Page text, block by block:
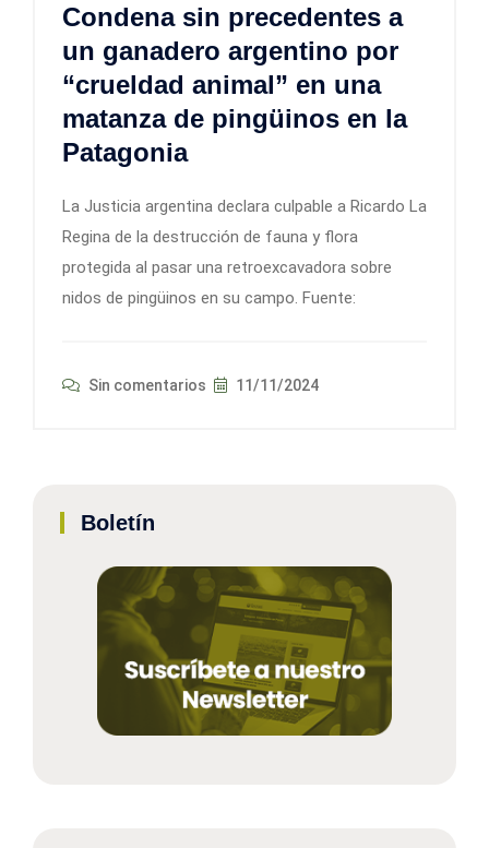
Condena sin precedentes a
un ganadero argentino por
“crueldad animal” en una
matanza de pingüinos en la
Patagonia
La Justicia argentina declara culpable a Ricardo La
Regina de la destrucción de fauna y flora
protegida al pasar una retroexcavadora sobre
nidos de pingüinos en su campo. Fuente:
Sin comentarios 11/11/2024
Boletín